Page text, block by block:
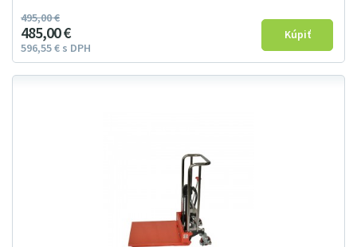
495 00€
485 00€
596 55€ s DPH